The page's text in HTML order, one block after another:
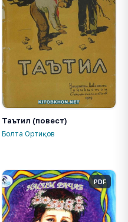
Таътил (повест)
Болта Ортиқов
PDF